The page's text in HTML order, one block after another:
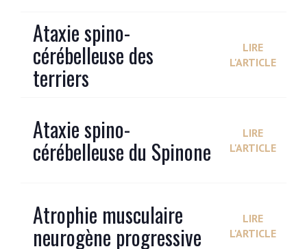
Ataxie spino-
cérébelleuse des
terriers
LIRE
L'ARTICLE
Ataxie spino-
cérébelleuse du Spinone
LIRE
L'ARTICLE
Atrophie musculaire
neurogène progressive
LIRE
L'ARTICLE